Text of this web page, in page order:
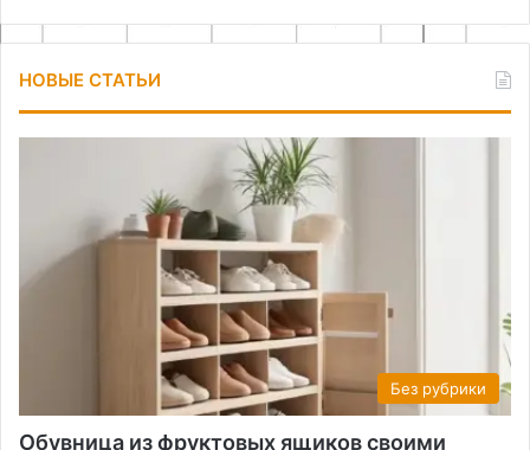
НОВЫЕ СТАТЬИ
Без рубрики
Обувница из фруктовых ящиков своими